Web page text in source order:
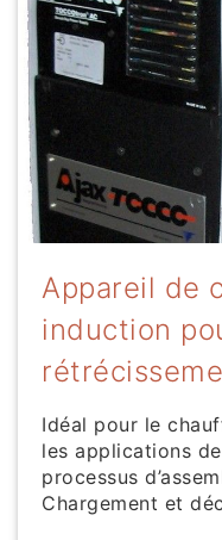
Appareil de
induction
Idéal pour le
les applications
processus
Chargement et